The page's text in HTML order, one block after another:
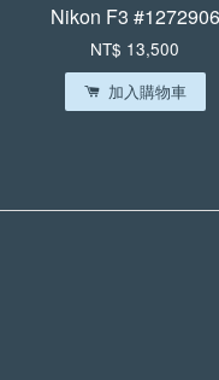
Nikon F3 #1272906
NT$ 13,500
加入購物車